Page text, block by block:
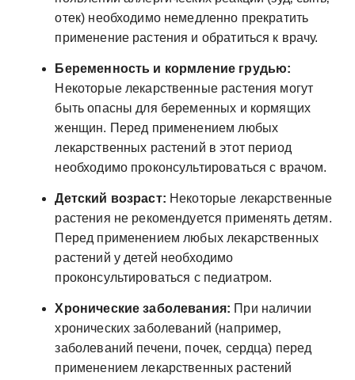
отек) необходимо немедленно прекратить
применение растения и обратиться к врачу.
Беременность и кормление грудью:
Некоторые лекарственные растения могут
быть опасны для беременных и кормящих
женщин. Перед применением любых
лекарственных растений в этот период
необходимо проконсультироваться с врачом.
Детский возраст: Некоторые лекарственные
растения не рекомендуется применять детям.
Перед применением любых лекарственных
растений у детей необходимо
проконсультироваться с педиатром.
Хронические заболевания: При наличии
хронических заболеваний (например‚
заболеваний печени‚ почек‚ сердца) перед
применением лекарственных растений